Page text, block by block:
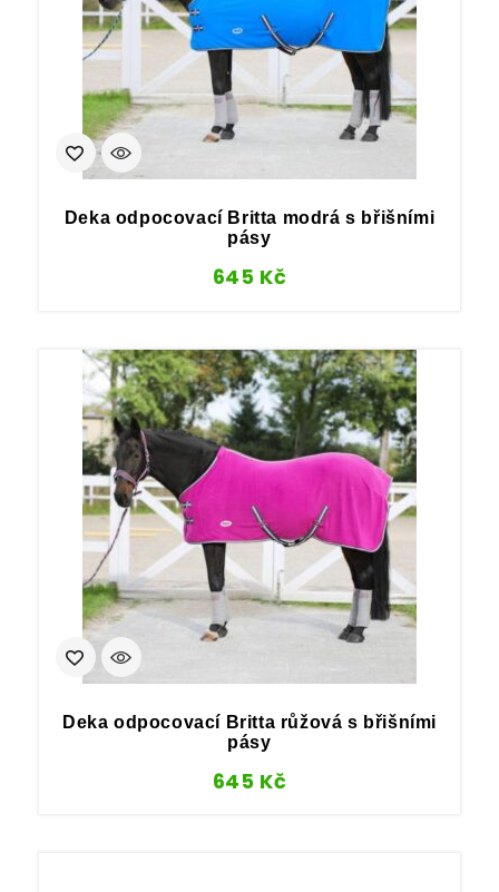
Deka odpocovací Britta modrá s břišními
pásy
645 Kč
Deka odpocovací Britta růžová s břišními
pásy
645 Kč